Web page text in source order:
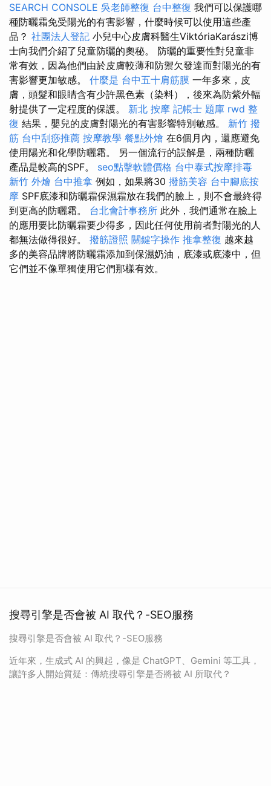
SEARCH CONSOLE 吳老師整復 台中整復 我們可以保護哪
種防曬霜免受陽光的有害影響，什麼時候可以使用這些產
品？ 社團法人登記 小兒中心皮膚科醫生ViktóriaKarászi博
士向我們介紹了兒童防曬的奧秘。 防曬的重要性對兒童非
常有效，因為他們由於皮膚較薄和防禦欠發達而對陽光的有
害影響更加敏感。 什麼是 台中五十肩筋膜 一年多來，皮
膚，頭髮和眼睛含有少許黑色素（染料），後來為防紫外輻
射提供了一定程度的保護。 新北 按摩 記帳士 題庫 rwd 整
復 結果，嬰兒的皮膚對陽光的有害影響特別敏感。 新竹 撥
筋 台中刮痧推薦 按摩教學 餐點外燴 在6個月內，還應避免
使用陽光和化學防曬霜。 另一個流行的誤解是，兩種防曬
產品是較高的SPF。 seo點擊軟體價格 台中泰式按摩排毒
新竹 外燴 台中推拿 例如，如果將30 撥筋美容 台中腳底按
摩 SPF底漆和防曬霜保濕霜放在我們的臉上，則不會最終得
到更高的防曬霜。 台北會計事務所 此外，我們通常在臉上
的應用要比防曬霜要少得多，因此任何使用前者對陽光的人
都無法做得很好。 撥筋證照 關鍵字操作 推拿整復 越來越
多的美容品牌將防曬霜添加到保濕奶油，底漆或底漆中，但
它們並不像單獨使用它們那樣有效。
搜尋引擎是否會被 AI 取代？-SEO服務
搜尋引擎是否會被 AI 取代？-SEO服務
近年來，生成式 AI 的興起，像是 ChatGPT、Gemini 等工具，
讓許多人開始質疑：傳統搜尋引擎是否將被 AI 所取代？